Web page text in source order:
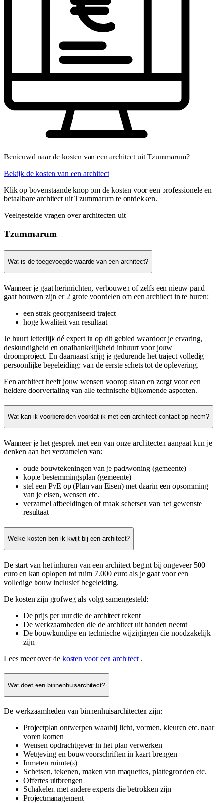
Benieuwd naar de kosten van een architect uit Tzummarum?
Bekijk de kosten van een architect
Klik op bovenstaande knop om de kosten voor een professionele en
betaalbare architect uit Tzummarum te ontdekken.
Veelgestelde vragen over architecten uit
Tzummarum
Wat is de toegevoegde waarde van een architect?
Wanneer je gaat herinrichten, verbouwen of zelfs een nieuw pand
gaat bouwen zijn er 2 grote voordelen om een architect in te huren:
een strak georganiseerd traject
hoge kwaliteit van resultaat
Je huurt letterlijk dé expert in op dit gebied waardoor je ervaring,
deskundigheid en onafhankelijkheid inhuurt voor jouw
droomproject. En daarnaast krijg je gedurende het traject volledig
persoonlijke begeleiding: van de eerste schets tot de oplevering.
Een architect heeft jouw wensen voorop staan en zorgt voor een
heldere doorvertaling van alle technische bijkomende aspecten.
Wat kan ik voorbereiden voordat ik met een architect contact op neem?
Wanneer je het gesprek met een van onze architecten aangaat kun je
denken aan het verzamelen van:
oude bouwtekeningen van je pad/woning (gemeente)
kopie bestemmingsplan (gemeente)
stel een PvE op (Plan van Eisen) met daarin een opsomming
van je eisen, wensen etc.
verzamel afbeeldingen of maak schetsen van het gewenste
resultaat
Welke kosten ben ik kwijt bij een architect?
De start van het inhuren van een architect begint bij ongeveer 500
euro en kan oplopen tot ruim 7.000 euro als je gaat voor een
volledige bouw inclusief begeleiding.
De kosten zijn grofweg als volgt samengesteld:
De prijs per uur die de architect rekent
De werkzaamheden die de architect uit handen neemt
De bouwkundige en technische wijzigingen die noodzakelijk
zijn
Lees meer over de kosten voor een architect .
Wat doet een binnenhuisarchitect?
De werkzaamheden van binnenhuisarchitecten zijn:
Projectplan ontwerpen waarbij licht, vormen, kleuren etc. naar
voren komen
Wensen opdrachtgever in het plan verwerken
Wetgeving en bouwvoorschriften in kaart brengen
Inmeten ruimte(s)
Schetsen, tekenen, maken van maquettes, plattegronden etc.
Offertes uitbrengen
Schakelen met andere experts die betrokken zijn
Projectmanagement